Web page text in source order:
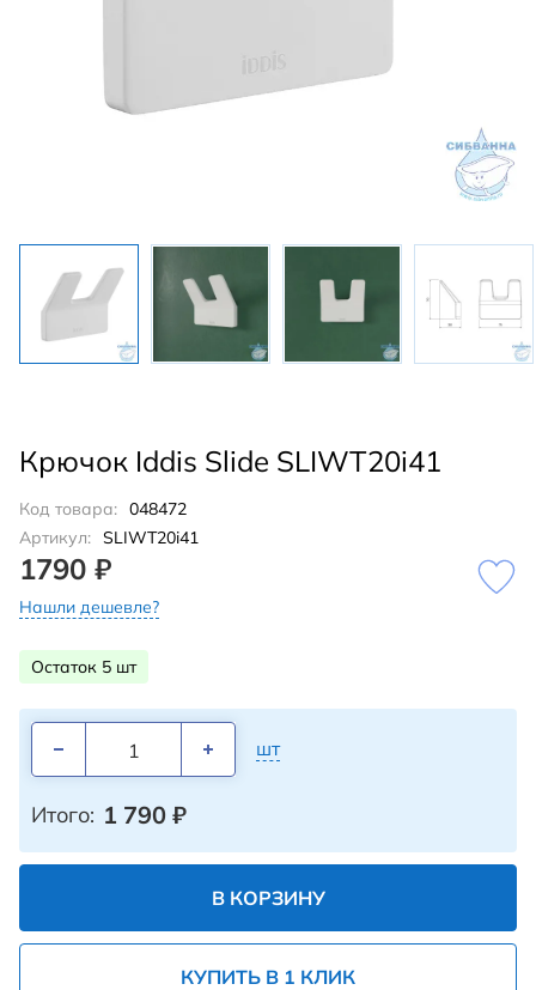
Крючок Iddis Slide SLIWT20i41
Код товара: 048472
Артикул: SLIWT20i41
1790 ₽
Нашли дешевле?
Остаток 5 шт
шт
Итого: 1 790 ₽
В КОРЗИНУ
КУПИТЬ В 1 КЛИК